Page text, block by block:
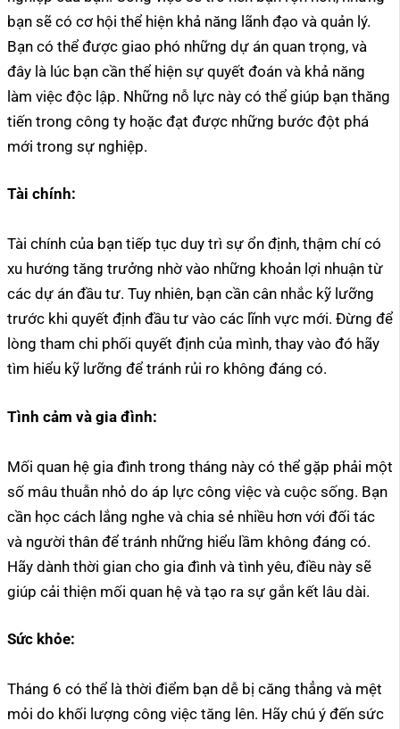
bạn sẽ có cơ hội thể hiện khả năng lãnh đạo và quản lý.
Bạn có thể được giao phó những dự án quan trọng, và
đây là lúc bạn cần thể hiện sự quyết đoán và khả năng
làm việc độc lập. Những nỗ lực này có thể giúp bạn thăng
tiến trong công ty hoặc đạt được những bước đột phá
mới trong sự nghiệp.
Tài chính:
Tài chính của bạn tiếp tục duy trì sự ổn định, thậm chí có
xu hướng tăng trưởng nhờ vào những khoản lợi nhuận từ
các dự án đầu tư. Tuy nhiên, bạn cần cân nhắc kỹ lưỡng
trước khi quyết định đầu tư vào các lĩnh vực mới. Đừng để
lòng tham chi phối quyết định của mình, thay vào đó hãy
tìm hiểu kỹ lưỡng để tránh rủi ro không đáng có.
Tình cảm và gia đình:
Mối quan hệ gia đình trong tháng này có thể gặp phải một
số mâu thuẫn nhỏ do áp lực công việc và cuộc sống. Bạn
cần học cách lắng nghe và chia sẻ nhiều hơn với đối tác
và người thân để tránh những hiểu lầm không đáng có.
Hãy dành thời gian cho gia đình và tình yêu, điều này sẽ
giúp cải thiện mối quan hệ và tạo ra sự gắn kết lâu dài.
Sức khỏe:
Tháng 6 có thể là thời điểm bạn dễ bị căng thẳng và mệt
mỏi do khối lượng công việc tăng lên. Hãy chú ý đến sức